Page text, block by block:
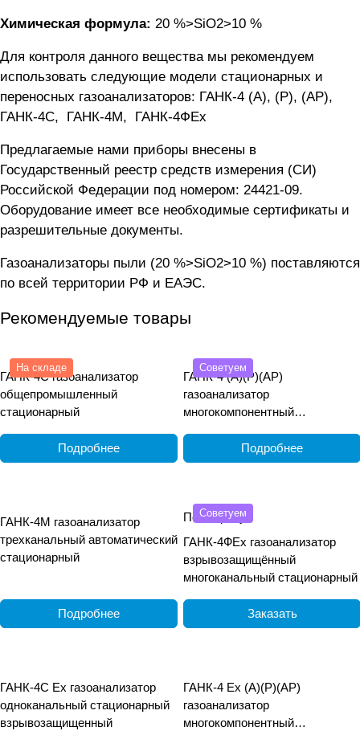
Химическая формула: 20 %>SiO2>10 %
Для контроля данного вещества мы рекомендуем
использовать следующие модели стационарных и
переносных газоанализаторов: ГАНК-4 (А), (Р), (АР),
ГАНК-4C, ГАНК-4М, ГАНК-4ФEx
Предлагаемые нами приборы внесены в
Государственный реестр средств измерения (СИ)
Российской Федерации под номером: 24421-09.
Оборудование имеет все необходимые сертификаты и
разрешительные документы.
Газоанализаторы пыли (20 %>SiO2>10 %) поставляются
по всей территории РФ и ЕАЭС.
Рекомендуемые товары
На складе
ГАНК-4С газоанализатор
общепромышленный
стационарный
Подробнее
Советуем
ГАНК-4 (А)(Р)(АР)
газоанализатор
многокомпонентный
переноснойПодробнее
ГАНК-4М газоанализатор
трехканальный автоматический
стационарный
Подробнее
Советуем
По запросу
ГАНК-4ФEx газоанализатор
взрывозащищённый
многоканальный стационарный
Заказать
ГАНК-4С Ех газоанализатор
одноканальный стационарный
взрывозащищенный
ГАНК-4 Ех (А)(Р)(АР)
газоанализатор
многокомпонентный